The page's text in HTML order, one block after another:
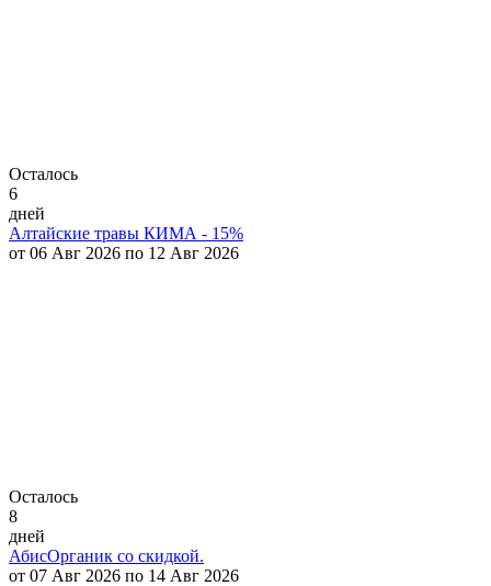
Осталось
6
дней
Алтайские травы КИМА - 15%
от 06 Авг 2026 по 12 Авг 2026
Осталось
8
дней
АбисОрганик со скидкой.
от 07 Авг 2026 по 14 Авг 2026